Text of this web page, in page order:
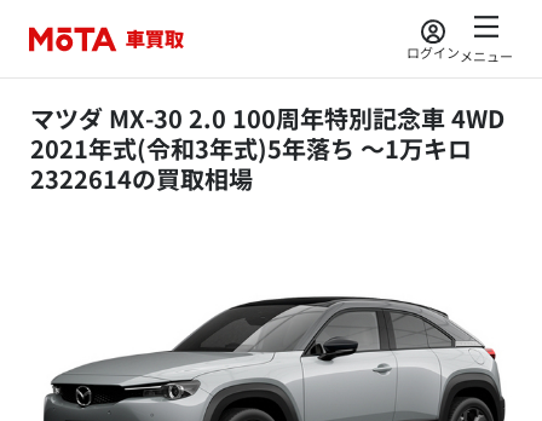
ログインメニュー
マツダ MX-30 2.0 100周年特別記念車 4WD
2021年式(令和3年式)5年落ち ～1万キロ
2322614の買取相場